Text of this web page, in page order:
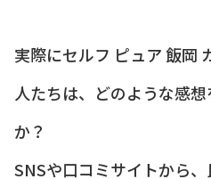
実際にセルフ ピュア 飯岡
人たちは、どのような感
か？
SNSや口コミサイトから